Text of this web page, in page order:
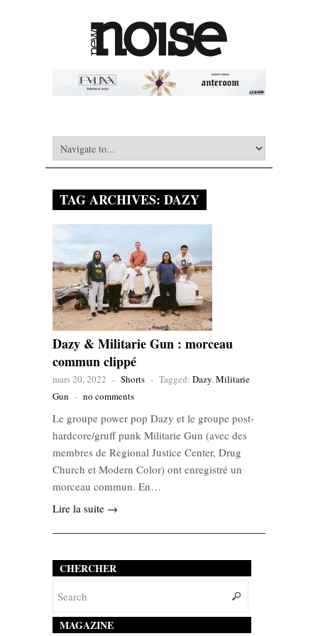
TAG ARCHIVES: DAZY
Dazy & Militarie Gun : morceau
commun clippé
mars 20, 2022 - Shorts - Tagged: Dazy,Militarie
Gun - no comments
Le groupe power pop Dazy et le groupe post-
hardcore/gruff punk Militarie Gun (avec des
membres de Regional Justice Center, Drug
Church et Modern Color) ont enregistré un
morceau commun. En…
Lire la suite →
CHERCHER
MAGAZINE